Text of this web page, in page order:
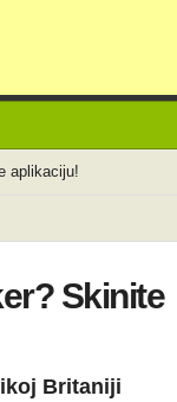
aplikaciju!
Skinite
Britaniji